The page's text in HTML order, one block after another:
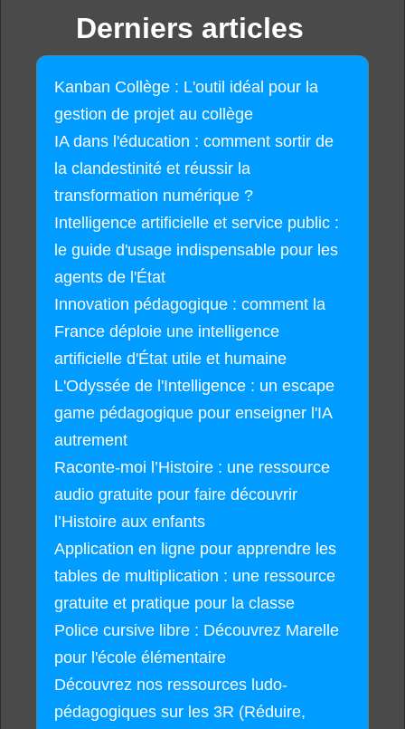
Derniers articles
Kanban Collège : L'outil idéal pour la
gestion de projet au collège
IA dans l'éducation : comment sortir de
la clandestinité et réussir la
transformation numérique ?
Intelligence artificielle et service public :
le guide d'usage indispensable pour les
agents de l'État
Innovation pédagogique : comment la
France déploie une intelligence
artificielle d'État utile et humaine
L'Odyssée de l'Intelligence : un escape
game pédagogique pour enseigner l'IA
autrement
Raconte-moi l’Histoire : une ressource
audio gratuite pour faire découvrir
l’Histoire aux enfants
Application en ligne pour apprendre les
tables de multiplication : une ressource
gratuite et pratique pour la classe
Police cursive libre : Découvrez Marelle
pour l'école élémentaire
Découvrez nos ressources ludo-
pédagogiques sur les 3R (Réduire,